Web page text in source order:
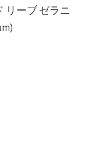
リーブ ゼラニ